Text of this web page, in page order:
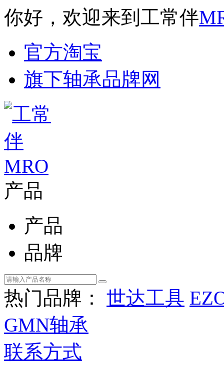
你好，欢迎来到工常伴
官方淘宝
旗下轴承品牌网
产品
产品
品牌
热门品牌： 世达工具
GMN轴承
联系方式